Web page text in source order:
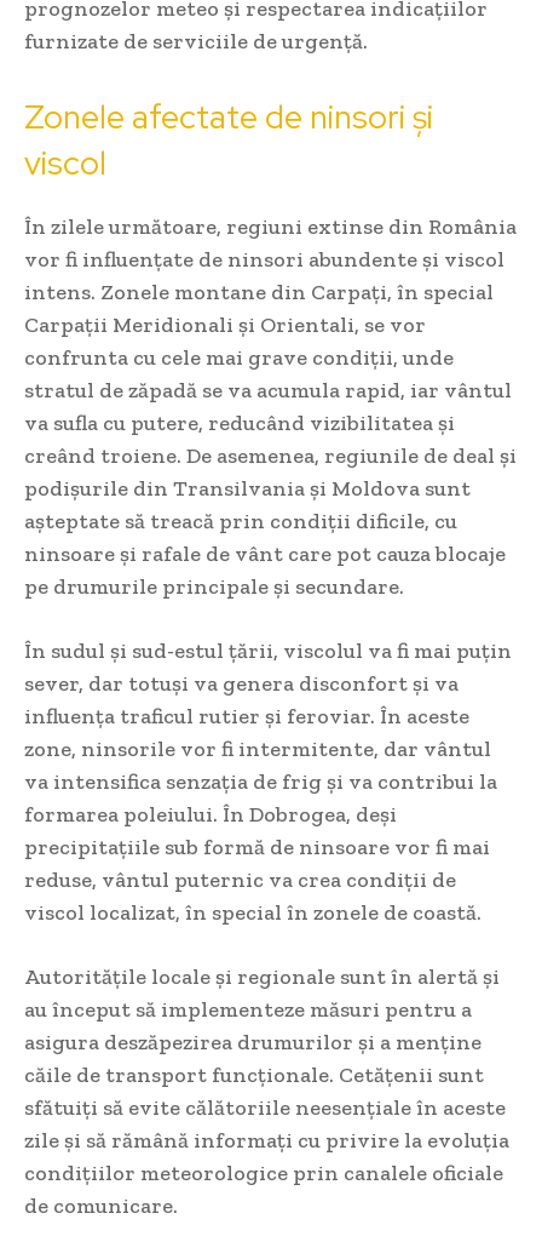
prognozelor meteo și respectarea indicațiilor
furnizate de serviciile de urgență.
Zonele afectate de ninsori și
viscol
În zilele următoare, regiuni extinse din România
vor fi influențate de ninsori abundente și viscol
intens. Zonele montane din Carpați, în special
Carpații Meridionali și Orientali, se vor
confrunta cu cele mai grave condiții, unde
stratul de zăpadă se va acumula rapid, iar vântul
va sufla cu putere, reducând vizibilitatea și
creând troiene. De asemenea, regiunile de deal și
podișurile din Transilvania și Moldova sunt
așteptate să treacă prin condiții dificile, cu
ninsoare și rafale de vânt care pot cauza blocaje
pe drumurile principale și secundare.
În sudul și sud-estul țării, viscolul va fi mai puțin
sever, dar totuși va genera disconfort și va
influența traficul rutier și feroviar. În aceste
zone, ninsorile vor fi intermitente, dar vântul
va intensifica senzația de frig și va contribui la
formarea poleiului. În Dobrogea, deși
precipitațiile sub formă de ninsoare vor fi mai
reduse, vântul puternic va crea condiții de
viscol localizat, în special în zonele de coastă.
Autoritățile locale și regionale sunt în alertă și
au început să implementeze măsuri pentru a
asigura deszăpezirea drumurilor și a menține
căile de transport funcționale. Cetățenii sunt
sfătuiți să evite călătoriile neesențiale în aceste
zile și să rămână informați cu privire la evoluția
condițiilor meteorologice prin canalele oficiale
de comunicare.